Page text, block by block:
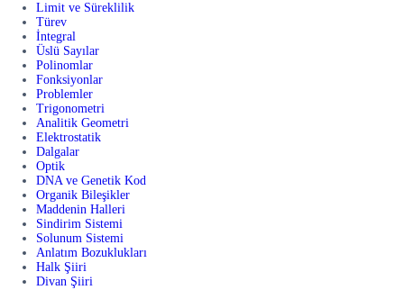
Limit ve Süreklilik
Türev
İntegral
Üslü Sayılar
Polinomlar
Fonksiyonlar
Problemler
Trigonometri
Analitik Geometri
Elektrostatik
Dalgalar
Optik
DNA ve Genetik Kod
Organik Bileşikler
Maddenin Halleri
Sindirim Sistemi
Solunum Sistemi
Anlatım Bozuklukları
Halk Şiiri
Divan Şiiri